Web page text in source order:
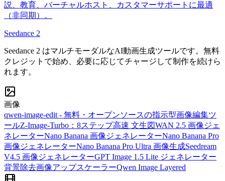
説、教育、バーチャルホスト、カスタマーサポートに最適
（非同期）。
Seedance 2
Seedance 2 はマルチモーダルなAI動画生成ツールです。無料
クレジットで始め、必要に応じてチャージして制作を続けら
れます。
画像
qwen-image-edit - 無料・オープンソースの指示型画像編集ツ
ールZ-Image-Turbo：8ステップ高速 文生図WAN 2.5 画像ジェ
ネレーターNano Banana 画像ジェネレーターNano Banana Pro
画像ジェネレーターNano Banana Pro Ultra 画像生成Seedream
V4.5 画像ジェネレーターGPT Image 1.5 Lite ジェネレーター
背景除去画像アップスケーラーQwen Image Layered